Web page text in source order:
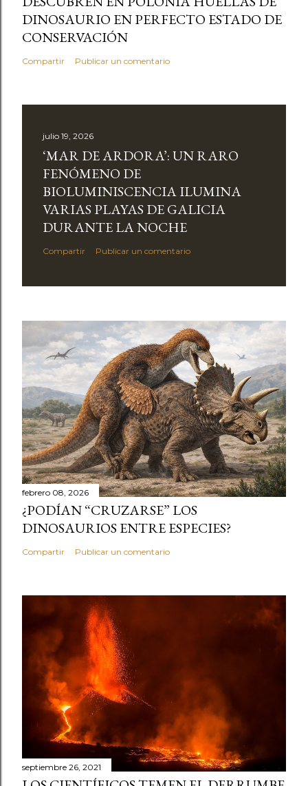
DINOSAURIO EN PERFECTO ESTADO DE
CONSERVACIÓN
Compartir Publicar un comentario
julio 19, 2026
‘MAR DE ARDORA’: UN RARO
FENÓMENO DE
BIOLUMINISCENCIA ILUMINA
VARIAS PLAYAS DE GALICIA
DURANTE LA NOCHE
Compartir Publicar un comentario
febrero 08, 2026
¿PODÍAN “CRUZARSE” LOS
DINOSAURIOS ENTRE ESPECIES?
Compartir Publicar un comentario
septiembre 26, 2021